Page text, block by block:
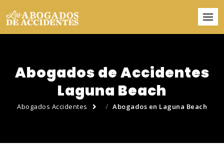
Abogados de Accidentes
Laguna Beach
Abogados Accidentes Abogados en Laguna Beach